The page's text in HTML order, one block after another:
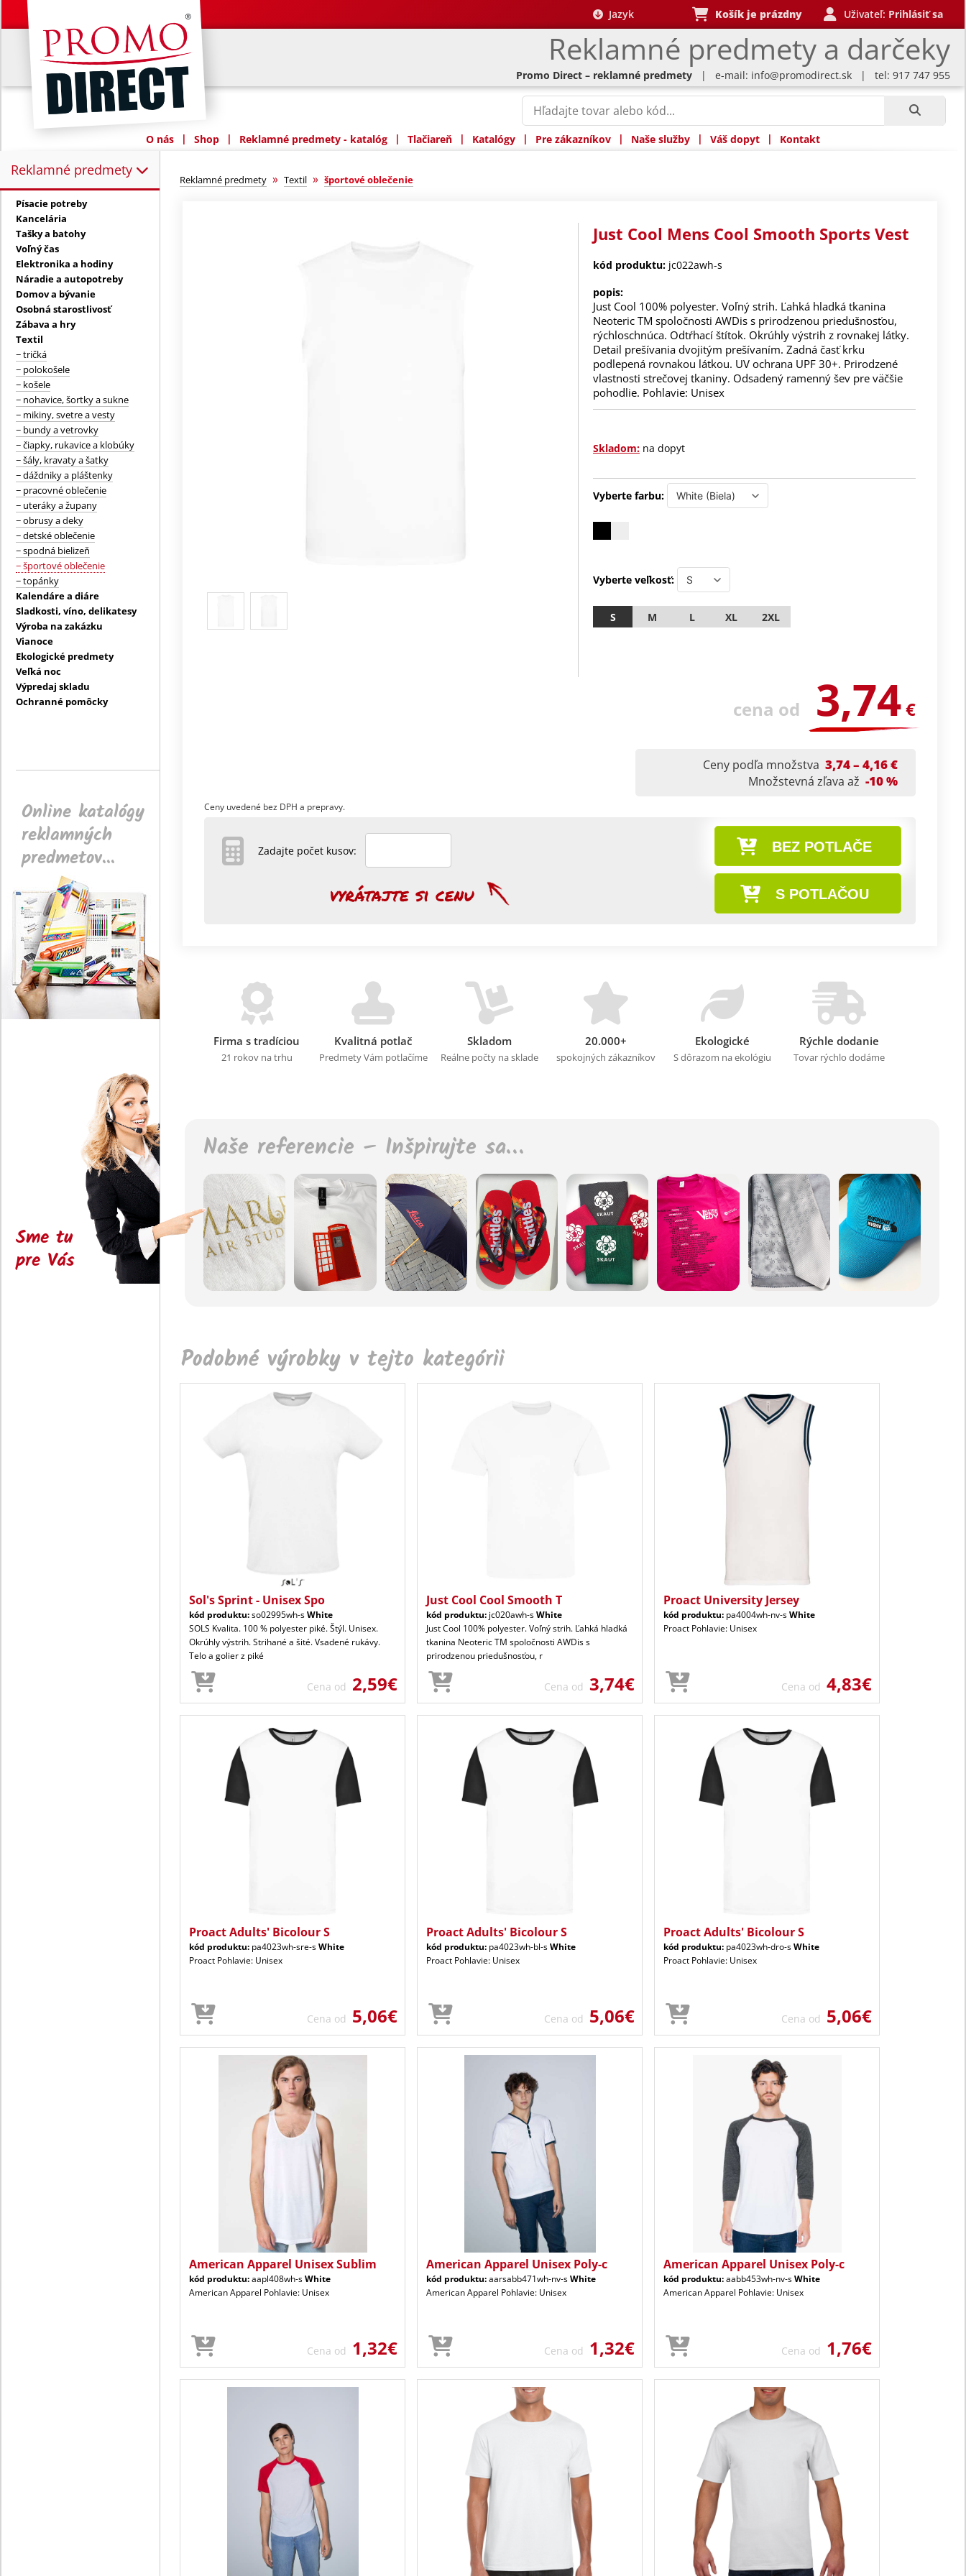
Reklamné predmety a darčeky
Jazyk Košík je prázdny Uživateľ: Prihlásiť sa
Promo Direct – reklamné predmety | e-mail: info@promodirect.sk | tel: 917 747 955
O nás | Shop | Reklamné predmety - katalóg | Tlačiareň | Katalógy | Pre zákazníkov | Naše služby | Váš dopyt | Kontakt
Reklamné predmety
Reklamné predmety:
Písacie potreby
Kancelária
Tašky a batohy
Voľný čas
Elektronika a hodiny
Náradie a autopotreby
Domov a bývanie
Osobná starostlivosť
Zábava a hry
Textil
− tričká
− polokošele
− košele
− nohavice, šortky a sukne
− mikiny, svetre a vesty
− bundy a vetrovky
− čiapky, rukavice a klobúky
− šály, kravaty a šatky
− dáždniky a pláštenky
− pracovné oblečenie
− uteráky a župany
− obrusy a deky
− detské oblečenie
− spodná bielizeň
− športové oblečenie
− topánky
Kalendáre a diáre
Sladkosti, víno, delikatesy
Výroba na zakázku
Vianoce
Ekologické predmety
Veľká noc
Výpredaj skladu
Ochranné pomôcky
Online katalógy
reklamných
predmetov...
Sme tu
pre Vás
Reklamné predmety » Textil » športové oblečenie
Just Cool Mens Cool Smooth Sports Vest
kód produktu: jc022awh-s
popis:
Just Cool 100% polyester. Voľný strih. Ľahká hladká tkanina
Neoteric TM spoločnosti AWDis s prirodzenou priedušnosťou,
rýchloschnúca. Odtŕhací štítok. Okrúhly výstrih z rovnakej látky.
Detail prešívania dvojitým prešívaním. Zadná časť krku
podlepená rovnakou látkou. UV ochrana UPF 30+. Prirodzené
vlastnosti strečovej tkaniny. Odsadený ramenný šev pre väčšie
pohodlie. Pohlavie: Unisex
Skladom: na dopyt
Vyberte farbu:
Vyberte veľkosť:
S M L XL 2XL
cena od 3,74€
Ceny podľa množstva 3,74 – 4,16 €
Množstevná zľava až -10 %
Ceny uvedené bez DPH a prepravy.
BEZ POTLAČE
S POTLAČOU
Zadajte počet kusov:
Firma s tradíciou
21 rokov na trhu
Kvalitná potlač
Predmety Vám potlačíme
Skladom
Reálne počty na sklade
20.000+
spokojných zákazníkov
Ekologické
S dôrazom na ekológiu
Rýchle dodanie
Tovar rýchlo dodáme
Naše referencie – Inšpirujte sa…
Podobné výrobky v tejto kategórii
Sol's Sprint - Unisex Spo
kód produktu:so02995wh-sWhite
SOLS Kvalita. 100 % polyester piké. Štýl. Unisex.
Okrúhly výstrih. Strihané a šité. Vsadené rukávy.
Telo a golier z piké
Cena od 2,59€
Just Cool Cool Smooth T
kód produktu: jc020awh-sWhite
Just Cool 100% polyester. Voľný strih. Ľahká hladká
tkanina Neoteric TM spoločnosti AWDis s
prirodzenou priedušnosťou, r
Cena od 3,74€
Proact University Jersey
kód produktu: pa4004wh-nv-sWhite
Proact Pohlavie: Unisex
Cena od 4,83€
Proact Adults' Bicolour S
kód produktu: pa4023wh-sre-sWhite
Proact Pohlavie: Unisex
Cena od 5,06€
Proact Adults' Bicolour S
kód produktu: pa4023wh-bl-sWhite
Proact Pohlavie: Unisex
Cena od 5,06€
Proact Adults' Bicolour S
kód produktu: pa4023wh-dro-sWhite
Proact Pohlavie: Unisex
Cena od 5,06€
American Apparel Unisex Sublim
kód produktu:aapl408wh-sWhite
American Apparel Pohlavie: Unisex
Cena od 1,32€
American Apparel Unisex Poly-c
kód produktu:aarsabb471wh-nv-sWhite
American Apparel Pohlavie: Unisex
Cena od 1,32€
American Apparel Unisex Poly-c
kód produktu:aabb453wh-nv-sWhite
American Apparel Pohlavie: Unisex
Cena od 1,76€